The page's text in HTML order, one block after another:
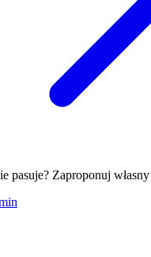
pasuje? Zaproponuj